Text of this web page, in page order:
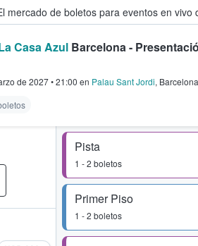
mercado de boletos para eventos en vivo
los fans compran y
Casa AzulBarcelona -
de 2027•21:00 en Palau Sant Jordi, Barcelona
Pista
1 - 2 boletos
Primer Piso
1 - 2 boletos